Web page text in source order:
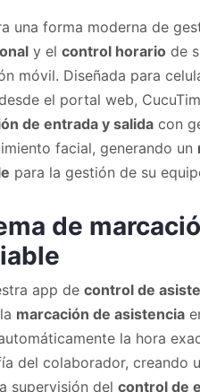
una forma moderna de
y el control horario de
móvil. Diseñada para
el portal web,
de entrada y salida con
facial, generando un
para la gestión de su
de
app de control de
marcación de asistencia
la hora
del colaborador, creando
supervisión del control de